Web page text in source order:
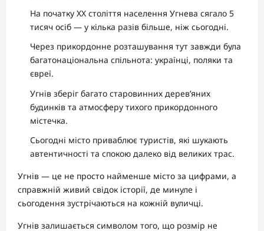
На початку XX століття населення Угнева сягало 5
тисяч осіб — у кілька разів більше, ніж сьогодні.
Через прикордонне розташування тут завжди була
багатонаціональна спільнота: українці, поляки та
євреї.
Угнів зберіг багато старовинних дерев’яних
будинків та атмосферу тихого прикордонного
містечка.
Сьогодні місто приваблює туристів, які шукають
автентичності та спокою далеко від великих трас.
Угнів — це не просто найменше місто за цифрами, а
справжній живий свідок історії, де минуле і
сьогодення зустрічаються на кожній вуличці.
Угнів залишається символом того, що розмір не